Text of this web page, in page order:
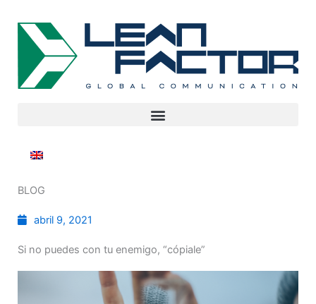
BLOG
abril 9, 2021
Si no puedes con tu enemigo, “cópiale”